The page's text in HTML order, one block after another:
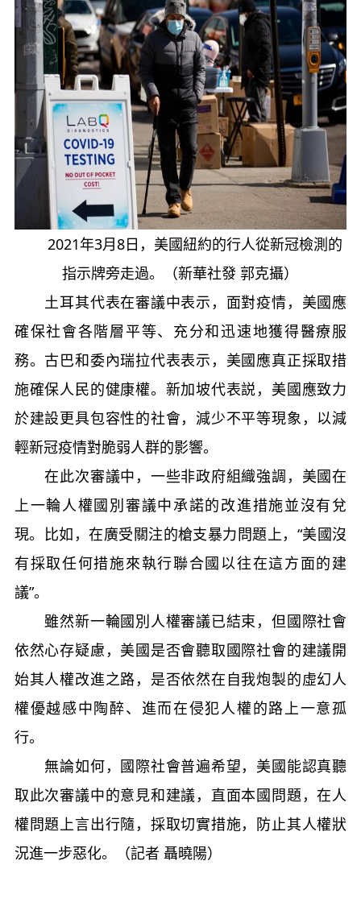
2021年3月8日，美國紐約的行人從新冠檢測的
指示牌旁走過。（新華社發 郭克攝）
土耳其代表在審議中表示，面對疫情，美國應
確保社會各階層平等、充分和迅速地獲得醫療服
務。古巴和委內瑞拉代表表示，美國應真正採取措
施確保人民的健康權。新加坡代表説，美國應致力
於建設更具包容性的社會，減少不平等現象，以減
輕新冠疫情對脆弱人群的影響。
在此次審議中，一些非政府組織強調，美國在
上一輪人權國別審議中承諾的改進措施並沒有兌
現。比如，在廣受關注的槍支暴力問題上，“美國沒
有採取任何措施來執行聯合國以往在這方面的建
議”。
雖然新一輪國別人權審議已結束，但國際社會
依然心存疑慮，美國是否會聽取國際社會的建議開
始其人權改進之路，是否依然在自我炮製的虛幻人
權優越感中陶醉、進而在侵犯人權的路上一意孤
行。
無論如何，國際社會普遍希望，美國能認真聽
取此次審議中的意見和建議，直面本國問題，在人
權問題上言出行隨，採取切實措施，防止其人權狀
況進一步惡化。（記者 聶曉陽）